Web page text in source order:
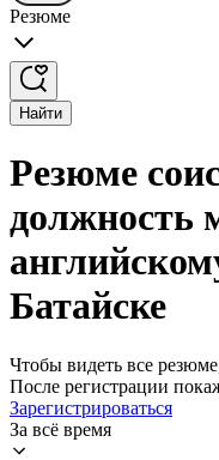
Резюме
Найти
Резюме
должность
Батайске
Чтобы видеть все
После регистрации
Зарегистрироваться
За всё время